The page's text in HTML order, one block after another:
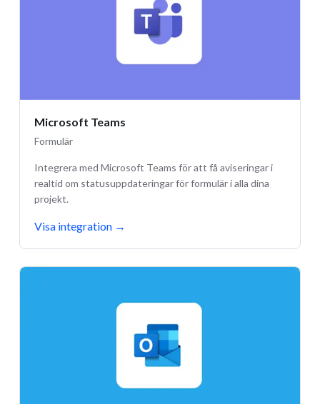
Microsoft Teams
Formulär
Integrera med Microsoft Teams för att få aviseringar i
realtid om statusuppdateringar för formulär i alla dina
projekt.
Visa integration →